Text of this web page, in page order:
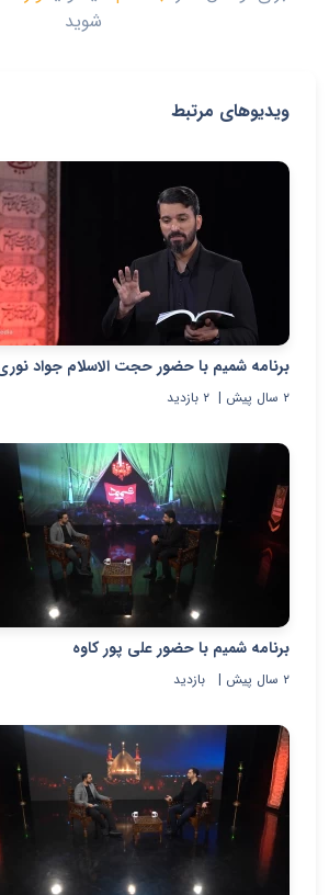
شوید
ویدیوهای مرتبط
برنامه شمیم با حضور حجت الاسلام جواد
۲ سال پیش | ۲ بازدید
برنامه شمیم با حضور علی پور کاوه
۲ سال پیش | بازدید